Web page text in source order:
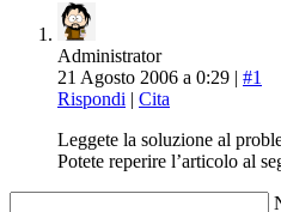
Administrator
21 Agosto 2006 a 0:29 | #1
Rispondi | Cita
Leggete la soluzione al
Potete reperire l’articolo al